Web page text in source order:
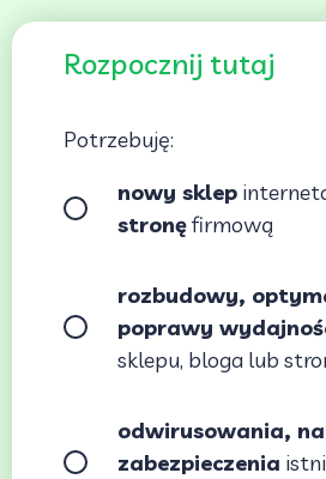
Rozpocznij tutaj
Potrzebuję:
nowy sklep
stronęfirmową
rozbudowy,
poprawy
sklepu, bloga lub
odwirusowania,
zabezpieczenia